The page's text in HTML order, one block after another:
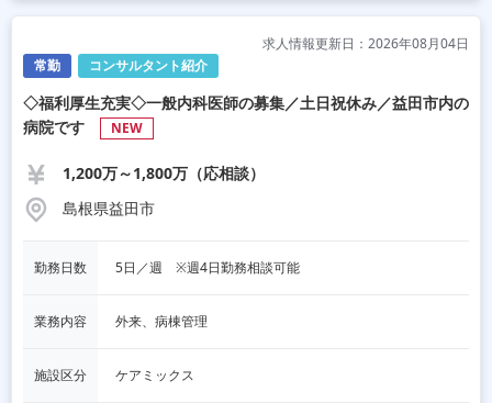
常勤 コンサルタント紹介
求人情報更新日：2026年08月04日
◇福利厚生充実◇一般内科医師の募集／土日祝休み／益田市内の
病院です
NEW
1,200万～1,800万（応相談）
島根県益田市
勤務日数 5日／週　※週4日勤務相談可能
業務内容 外来、病棟管理
施設区分 ケアミックス